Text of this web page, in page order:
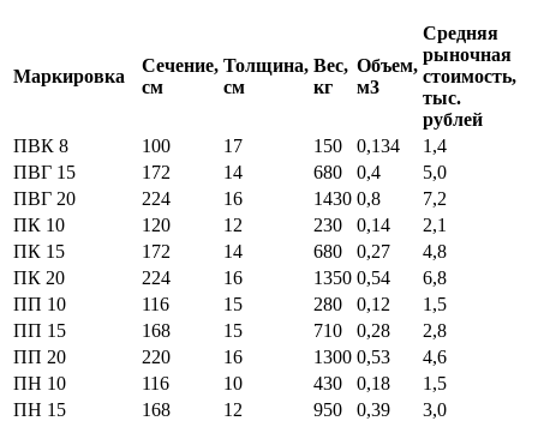
Маркировка
Сечение,
см
Толщина,
см
Вес,
кг
Объем,
м3
Средняя
рыночная
стоимость,
тыс.
рублей
ПВК 8
100 17 150 0,134
1,4
ПВГ 15
172 14 680 0,4
5,0
ПВГ 20
224 16 1430 0,8
7,2
ПК 10
120 12 230 0,14
2,1
ПК 15
172 14 680 0,27
4,8
ПК 20
224 16 1350 0,54
6,8
ПП 10
116 15 280 0,12
1,5
ПП 15
168 15 710 0,28
2,8
ПП 20
220 16 1300 0,53
4,6
ПН 10
116 10 430 0,18
1,5
ПН 15
168 12 950 0,39
3,0